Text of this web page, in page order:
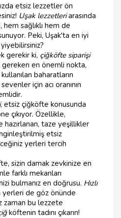
etsiz lezzetler ön
Uşak lezzetleriarasında
sağlıklı hem de
Peki, Uşak'ta en iyi
gerekir ki, çiğköfte siparişi
en önemli nokta,
baharatların
sevenler için acı oranının
, etsiz çiğköfte konusunda
çıkıyor. Özellikle,
taze yeşillikler
etsiz
yerleri tercih
sizin damak zevkinize en
farklı mekanları
bulmanız en doğrusu. Hızlı
de göz önünde
zaman bu lezzete
köftenin tadını çıkarın!